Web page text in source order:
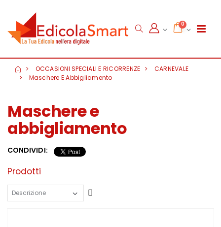
0
OCCASIONI SPECIALI E RICORRENZE
CARNEVALE
Maschere E Abbigliamento
Maschere e
abbigliamento
CONDIVIDI:
Prodotti